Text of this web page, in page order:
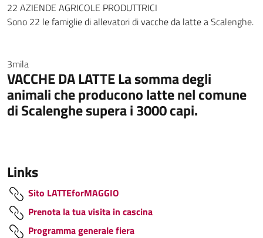
22 AZIENDE AGRICOLE PRODUTTRICI
Sono 22 le famiglie di allevatori di vacche da latte a Scalenghe.
3mila
VACCHE DA LATTE La somma degli
animali che producono latte nel comune
di Scalenghe supera i 3000 capi.
Links
Sito LATTEforMAGGIO
Prenota la tua visita in cascina
Programma generale fiera